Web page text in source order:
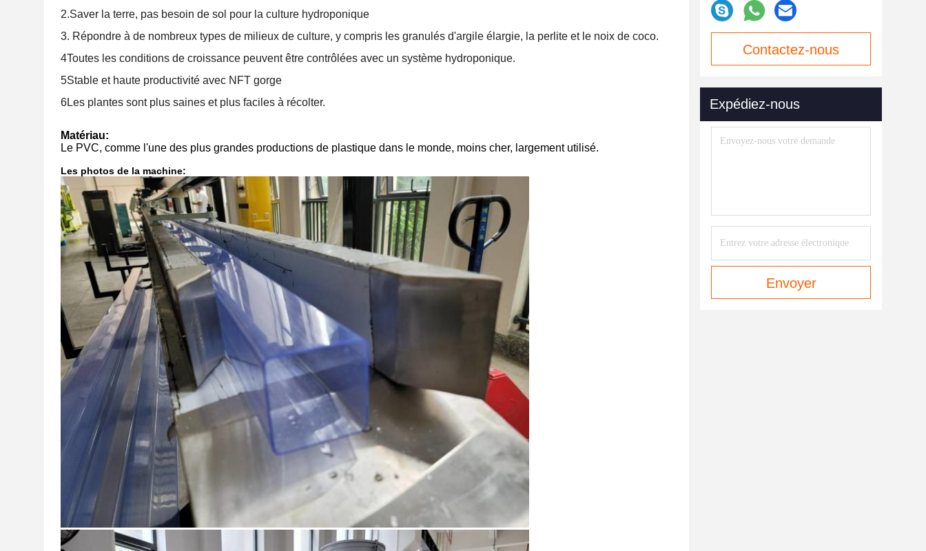
2.Saver la terre, pas besoin de sol pour la culture hydroponique
3. Répondre à de nombreux types de milieux de culture, y compris les granulés d'argile élargie, la perlite et le noix de coco.
4Toutes les conditions de croissance peuvent être contrôlées avec un système hydroponique.
5Stable et haute productivité avec NFT gorge
6Les plantes sont plus saines et plus faciles à récolter.
Matériau:
Le PVC, comme l'une des plus grandes productions de plastique dans le monde, moins cher, largement utilisé.
Les photos de la machine:
Contactez-nous
Expédiez-nous
Envoyer